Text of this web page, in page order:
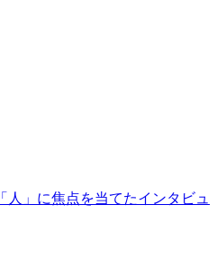
人」に焦点を当てたインタビュ